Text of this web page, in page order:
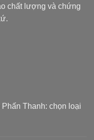
chất lượng và chứng
Thanh: chọn loại